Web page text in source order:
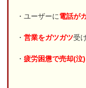
・ユーザーに電話が
・営業をガツガツ受
・疲労困憊で売却(泣)